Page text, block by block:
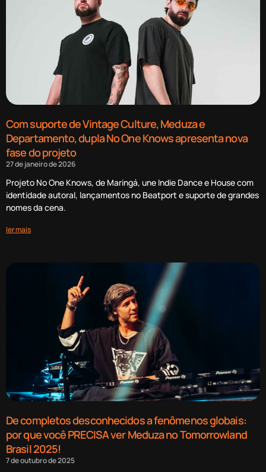
Com suporte de Vintage Culture, Meduza e
Departamento, dupla No One Knows apresenta nova
fase do projeto
27 de janeiro de 2026
Projeto No One Knows, de Maringá, une Indie Dance e House com
identidade autoral, lançamentos no Beatport e suporte de grandes
nomes da cena.
ler mais
De completos desconhecidos a fenômenos globais:
por que você PRECISA ver Meduza no Tomorrowland
Brasil 2025!
7 de outubro de 2025